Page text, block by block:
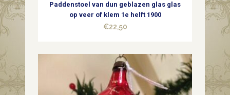
Paddenstoel van dun geblazen glas glas
op veer of klem 1e helft 1900
€22,50